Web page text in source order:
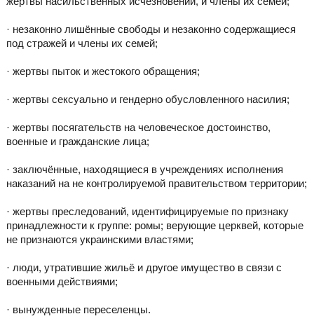
· незаконно лишённые свободы и незаконно содержащиеся
под стражей и члены их семей;
· жертвы пыток и жестокого обращения;
· жертвы сексуально и гендерно обусловленного насилия;
· жертвы посягательств на человеческое достоинство,
военные и гражданские лица;
· заключённые, находящиеся в учреждениях исполнения
наказаний на не контролируемой правительством территории;
· жертвы преследований, идентифицируемые по признаку
принадлежности к группе: ромы; верующие церквей, которые
не признаются украинскими властями;
· люди, утратившие жильё и другое имущество в связи с
военными действиями;
· вынужденные переселенцы.